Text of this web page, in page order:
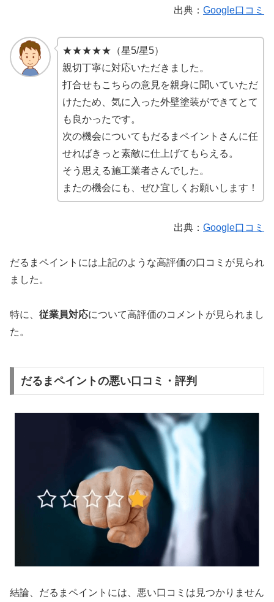
出典： Google口コミ
★★★★★（星5/星5）
親切丁寧に対応いただきました。
打合せもこちらの意見を親身に聞いていただ
けたため、気に入った外壁塗装ができてとて
も良かったです。
次の機会についてもだるまペイントさんに任
せればきっと素敵に仕上げてもらえる。
そう思える施工業者さんでした。
またの機会にも、ぜひ宜しくお願いします！
出典： Google口コミ
だるまペイントには上記のような高評価の口コミが見られ
ました。
特に、 従業員対応について高評価のコメントが見られまし
た。
だるまペイントの悪い口コミ・評判
結論、だるまペイントには、悪い口コミは見つかりません